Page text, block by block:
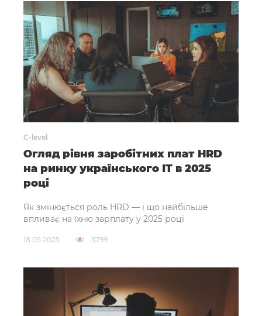
C-level
Огляд рівня заробітних плат HRD
на ринку українського IT в 2025
році
Як змінюється роль HRD — і що найбільше
впливає на їхню зарплату у 2025 році
18.05.2025 3799